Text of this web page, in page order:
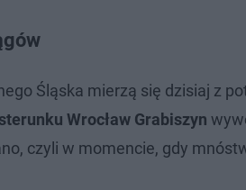
Śląska mierzą się dzisiaj z
Wrocław Grabiszyn
czyli w momencie, gdy